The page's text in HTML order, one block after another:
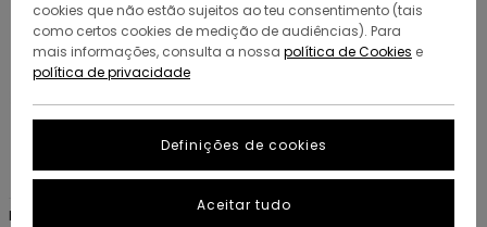
7 RECYCLED
Lowcase Pigment
2 RECYCLED
Element Co
cookies que não estão sujeitos ao teu consentimento (tais
como certos cookies de medição de audiências). Para
mais informações, consulta a nossa política de Cookies e
política de privacidade
Definições de cookies
Aceitar tudo